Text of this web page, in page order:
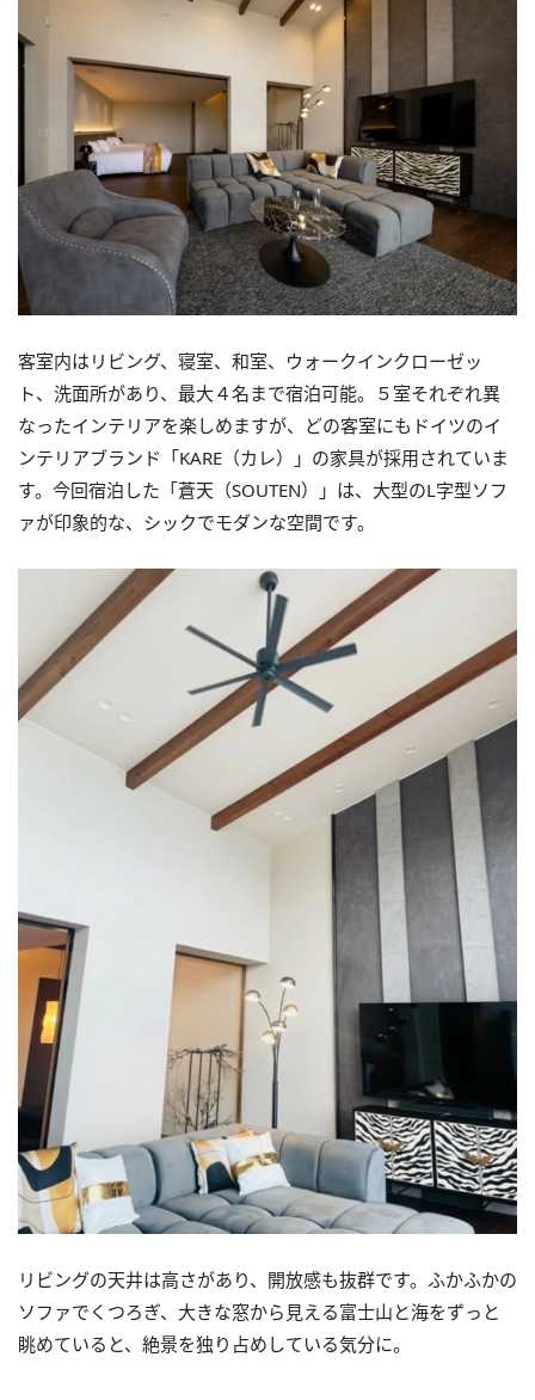
客室内はリビング、寝室、和室、ウォークインクローゼッ
ト、洗面所があり、最大４名まで宿泊可能。５室それぞれ異
なったインテリアを楽しめますが、どの客室にもドイツのイ
ンテリアブランド「KARE（カレ）」の家具が採用されていま
す。今回宿泊した「蒼天（SOUTEN）」は、大型のL字型ソフ
ァが印象的な、シックでモダンな空間です。
リビングの天井は高さがあり、開放感も抜群です。ふかふかの
ソファでくつろぎ、大きな窓から見える富士山と海をずっと
眺めていると、絶景を独り占めしている気分に。